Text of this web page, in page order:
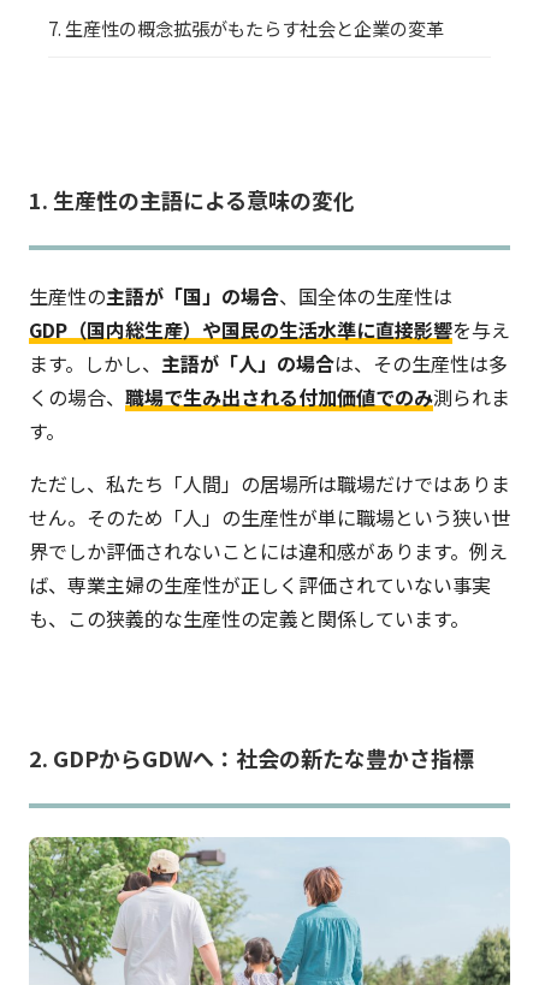
7. 生産性の概念拡張がもたらす社会と企業の変革
1. 生産性の主語による意味の変化
生産性の主語が「国」の場合、国全体の生産性は
GDP（国内総生産）や国民の生活水準に直接影響を与え
ます。しかし、 主語が「人」の場合は、その生産性は多
くの場合、 職場で生み出される付加価値でのみ測られま
す。
ただし、私たち「人間」の居場所は職場だけではありま
せん。そのため「人」の生産性が単に職場という狭い世
界でしか評価されないことには違和感があります。例え
ば、専業主婦の生産性が正しく評価されていない事実
も、この狭義的な生産性の定義と関係しています。
2. GDPからGDWへ：社会の新たな豊かさ指標